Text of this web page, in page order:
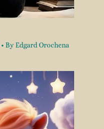
• ByEdgard Orochena